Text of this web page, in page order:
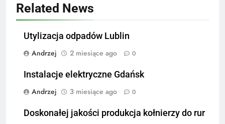
Related News
Utylizacja odpadów Lublin
Andrzej
2 miesiące ago 0
Instalacje elektryczne Gdańsk
Andrzej
3 miesiące ago 0
Doskonałej jakości produkcja kołnierzy do rur